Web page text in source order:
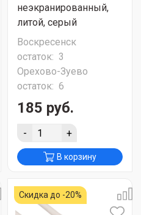
неэкранированный,
литой, серый
Воскресенск
остаток: 3
Орехово-Зуево
остаток: 6
185 руб.
- +
В корзину
Скидка до -20%